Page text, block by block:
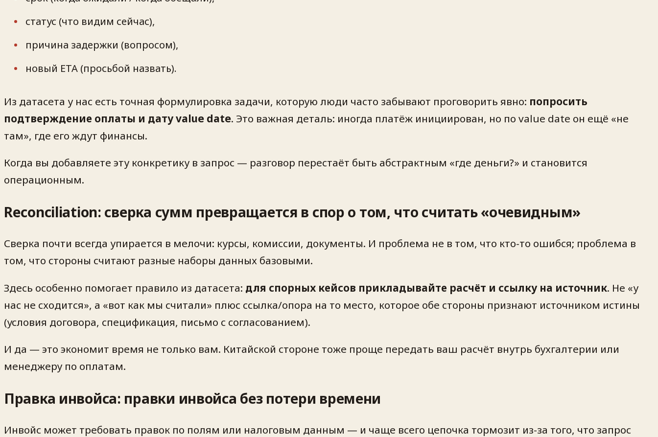
статус (что видим сейчас),
причина задержки (вопросом),
новый ETA (просьбой назвать).
Из датасета у нас есть точная формулировка задачи, которую люди часто забывают проговорить явно: попросить
подтверждение оплаты и дату value date. Это важная деталь: иногда платёж инициирован, но по value date он ещё «не
там», где его ждут финансы.
Когда вы добавляете эту конкретику в запрос — разговор перестаёт быть абстрактным «где деньги?» и становится
операционным.
Reconciliation: сверка сумм превращается в спор о том, что считать «очевидным»
Сверка почти всегда упирается в мелочи: курсы, комиссии, документы. И проблема не в том, что кто-то ошибся; проблема в
том, что стороны считают разные наборы данных базовыми.
Здесь особенно помогает правило из датасета: для спорных кейсов прикладывайте расчёт и ссылку на источник. Не «у
нас не сходится», а «вот как мы считали» плюс ссылка/опора на то место, которое обе стороны признают источником истины
(условия договора, спецификация, письмо с согласованием).
И да — это экономит время не только вам. Китайской стороне тоже проще передать ваш расчёт внутрь бухгалтерии или
менеджеру по оплатам.
Правка инвойса: правки инвойса без потери времени
Инвойс может требовать правок по полям или налоговым данным — и чаще всего цепочка тормозит из-за того, что запрос